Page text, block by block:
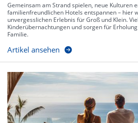
Gemeinsam am Strand spielen, neue Kulturen
familienfreundlichen Hotels entspannen – hier
unvergesslichen Erlebnis für Groß und Klein.
Kinderübernachtungen und sorgen für
Familie.
Artikel ansehen